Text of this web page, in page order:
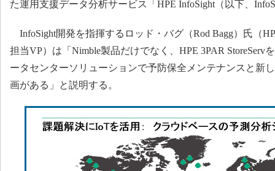
た運用支援データ分析サービス「HPE InfoSight（以下、
InfoSight開発を指揮するロッド・バグ（Rod Bagg）氏（
担当VP）は「Nimble製品だけでなく、HPE 3PAR StoreServ
ータセンターソリューションで予防保全メンテナンスと新
画がある」と説明する。